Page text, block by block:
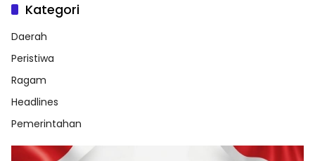
Kategori
Daerah
Peristiwa
Ragam
Headlines
Pemerintahan